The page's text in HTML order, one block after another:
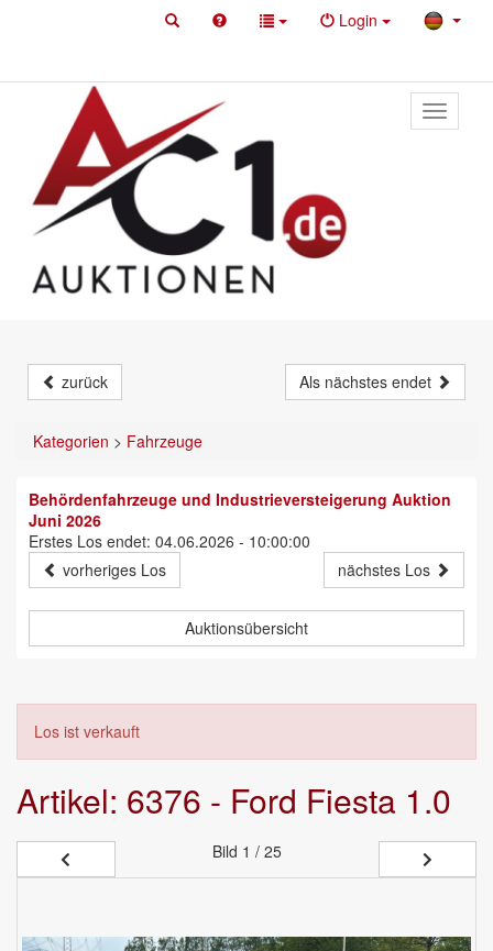
Login
Toggle
primary
zurück Als nächstes endet
Kategorien > Fahrzeuge
Behördenfahrzeuge und Industrieversteigerung Auktion
Juni 2026
Erstes Los endet: 04.06.2026 - 10:00:00
vorheriges Los
nächstes Los
Auktionsübersicht
Los ist verkauft
Artikel: 6376 - Ford Fiesta 1.0
Bild 1 / 25